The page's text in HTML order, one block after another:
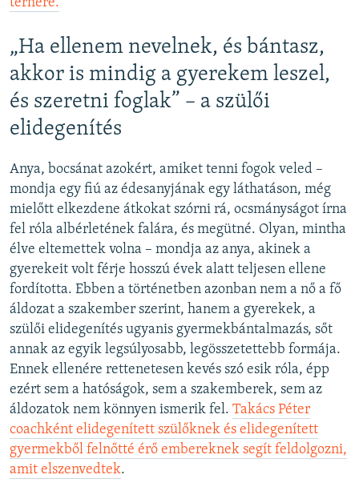
„Ha ellenem nevelnek, és bántasz,
akkor is mindig a gyerekem leszel,
és szeretni foglak” – a szülői
elidegenítés
Anya, bocsánat azokért, amiket tenni fogok veled –
mondja egy fiú az édesanyjának egy láthatáson, még
mielőtt elkezdene átkokat szórni rá, ocsmányságot írna
fel róla albérletének falára, és megütné. Olyan, mintha
élve eltemettek volna – mondja az anya, akinek a
gyerekeit volt férje hosszú évek alatt teljesen ellene
fordította. Ebben a történetben azonban nem a nő a fő
áldozat a szakember szerint, hanem a gyerekek, a
szülői elidegenítés ugyanis gyermekbántalmazás, sőt
annak az egyik legsúlyosabb, legösszetettebb formája.
Ennek ellenére rettenetesen kevés szó esik róla, épp
ezért sem a hatóságok, sem a szakemberek, sem az
áldozatok nem könnyen ismerik fel. Takács Péter
coachként elidegenített szülőknek és elidegenített
gyermekből felnőtté érő embereknek segít feldolgozni,
amit elszenvedtek.